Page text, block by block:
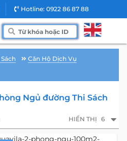
Hotline: 0922 86 87 88
Căn Hộ Dịch Vụ
Ngủ đường Thi Sách
HIỂN THỊ 6